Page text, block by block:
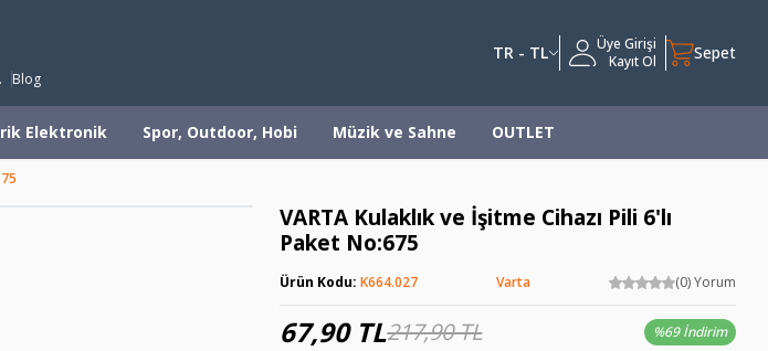
Blog
TR - TL
Üye Girişi
Kayıt Ol
Sepet
Elektronik Spor, Outdoor, Hobi Müzik ve Sahne OUTLET
VARTA Kulaklık ve İşitme Cihazı Pili 6'lı
Paket No:675
Ürün Kodu:K664.027 Varta (0) Yorum
217,90TL
67,90TL %69 İndirim